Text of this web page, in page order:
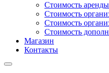
Стоимость
Стоимость
Стоимость
Стоимость
Магазин
Контакты